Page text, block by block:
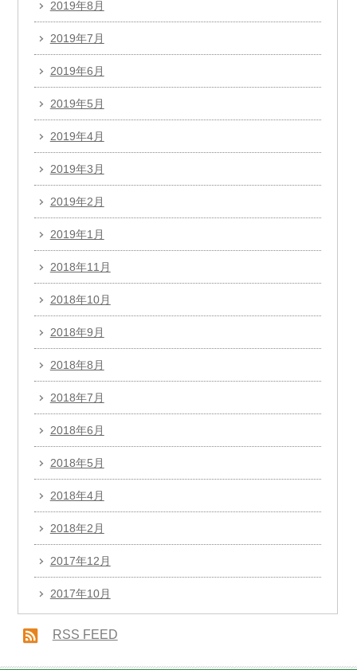
2019年8月
2019年7月
2019年6月
2019年5月
2019年4月
2019年3月
2019年2月
2019年1月
2018年11月
2018年10月
2018年9月
2018年8月
2018年7月
2018年6月
2018年5月
2018年4月
2018年2月
2017年12月
2017年10月
RSS FEED